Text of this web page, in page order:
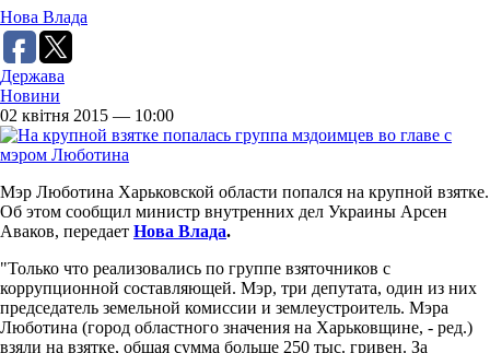
Нова Влада
Держава
Новини
02 квітня 2015 — 10:00
Мэр Люботина Харьковской области попался на крупной взятке.
Об этом сообщил министр внутренних дел Украины Арсен
Аваков, передает Нова Влада.
"Только что реализовались по группе взяточников с
коррупционной составляющей. Мэр, три депутата, один из них
председатель земельной комиссии и землеустроитель. Мэра
Люботина (город областного значения на Харьковщине, - ред.)
взяли на взятке, общая сумма больше 250 тыс. гривен. За